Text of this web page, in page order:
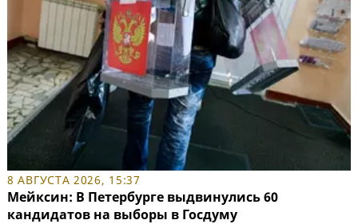
8 АВГУСТА 2026, 15:37
Мейксин: В Петербурге выдвинулись 60
кандидатов на выборы в Госдуму